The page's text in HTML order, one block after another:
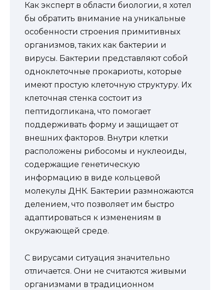
Как эксперт в области биологии, я хотел
бы обратить внимание на уникальные
особенности строения примитивных
организмов, таких как бактерии и
вирусы. Бактерии представляют собой
одноклеточные прокариоты, которые
имеют простую клеточную структуру. Их
клеточная стенка состоит из
пептидогликана, что помогает
поддерживать форму и защищает от
внешних факторов. Внутри клетки
расположены рибосомы и нуклеоиды,
содержащие генетическую
информацию в виде кольцевой
молекулы ДНК. Бактерии размножаются
делением, что позволяет им быстро
адаптироваться к изменениям в
окружающей среде.
С вирусами ситуация значительно
отличается. Они не считаются живыми
организмами в традиционном